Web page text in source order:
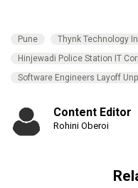
Pune Thynk Technology
Hinjewadi Police Station IT
Software Engineers Layoff
Content Editor
Rohini Oberoi